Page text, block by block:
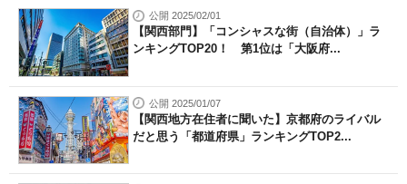
公開 2025/02/01
【関西部門】「コンシャスな街（自治体）」ラ
ンキングTOP20！ 第1位は「大阪府...
公開 2025/01/07
【関西地方在住者に聞いた】京都府のライバル
だと思う「都道府県」ランキングTOP2...